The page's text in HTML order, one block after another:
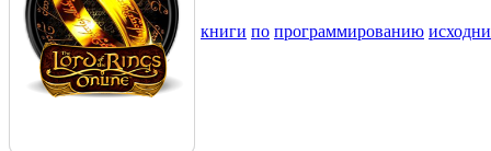
книги по программированию